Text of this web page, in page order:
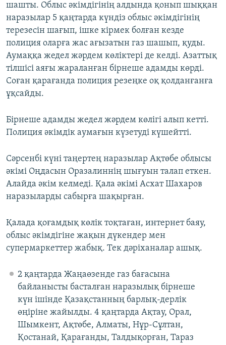
шашты. Облыс әкімдігінің алдында қонып шыққан
наразылар 5 қаңтарда күндіз облыс әкімдігінің
терезесін шағып, ішке кірмек болған кезде
полиция оларға жас ағызатын газ шашып, қуды.
Аумаққа жедел жәрдем көліктері де келді. Азаттық
тілшісі аяғы жараланған бірнеше адамды көрді.
Соған қарағанда полиция резеңке оқ қолданғанға
ұқсайды.
Бірнеше адамды жедел жәрдем көлігі алып кетті.
Полиция әкімдік аумағын күзетуді күшейтті.
Сәрсенбі күні таңертең наразылар Ақтөбе облысы
әкімі Оңдасын Оразалиннің шығуын талап еткен.
Алайда әкім келмеді. Қала әкімі Асхат Шахаров
наразыларды сабырға шақырған.
Қалада қоғамдық көлік тоқтаған, интернет баяу,
облыс әкімдігіне жақын дүкендер мен
супермаркеттер жабық. Тек дәріханалар ашық.
2 қаңтарда Жаңаөзенде газ бағасына
байланысты басталған наразылық бірнеше
күн ішінде Қазақстанның барлық-дерлік
өңіріне жайылды. 4 қаңтарда Ақтау, Орал,
Шымкент, Ақтөбе, Алматы, Нұр-Сұлтан,
Қостанай, Қарағанды, Талдықорған, Тараз